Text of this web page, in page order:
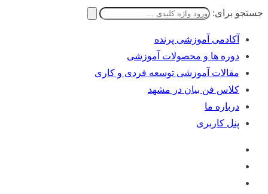
جستجو برای:
آکادمی آموزشی پرنده
دوره ها و محصولات آموزشی
مقالات آموزشی توسعه فردی و کاری
کلاس فن بیان در مشهد
درباره ما
پنل کاربری